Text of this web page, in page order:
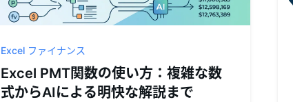
パイプライン、目標、予測、売上追跡に役
立ちます。
マイルストーン、担当者、納品状況、進捗
を管理します。
分析、レポート、データ整理に役立つプロ
ンプト集です。
コミュニティ
議論に参加し、質問し、他のユーザーから
学べます。
Excel ファイナンス
Excel PMT関数の使い方：複雑な数
式からAIによる明快な解説まで